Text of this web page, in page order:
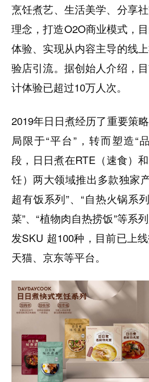
烹饪煮艺、生活美学、分享
理念，打造O2O商业模式，
体验、实现从内容主导的线
验店引流。据创始人介绍，
计体验已超过10万人次。
2019年日日煮经历了重要
局限于“平台”，转而塑造“
段，日日煮在RTE（速食）
饪）两大领域推出多款独家
超有饭系列”、“自热火锅系
菜”、“植物肉自热捞饭”等系
发SKU 超100种，目前已上线
天猫、京东等平台。